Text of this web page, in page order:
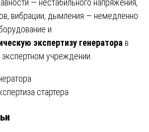
— нестабильного напряжения,
вибрации, дымления — немедленно
и
экспертизу генератора в
учреждении.
стартера